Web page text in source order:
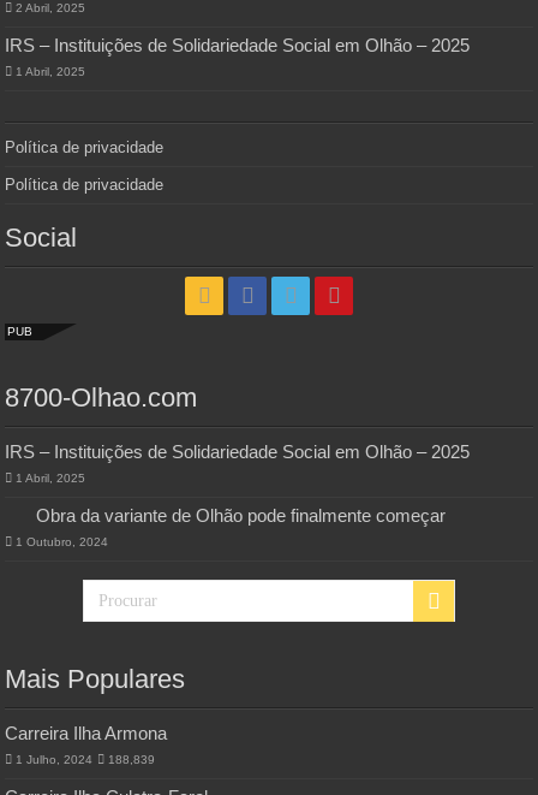
2 Abril, 2025
IRS – Instituições de Solidariedade Social em Olhão – 2025
1 Abril, 2025
Política de privacidade
Política de privacidade
Social
PUB
8700-Olhao.com
IRS – Instituições de Solidariedade Social em Olhão – 2025
1 Abril, 2025
Obra da variante de Olhão pode finalmente começar
1 Outubro, 2024
Mais Populares
Carreira Ilha Armona
1 Julho, 2024 188,839